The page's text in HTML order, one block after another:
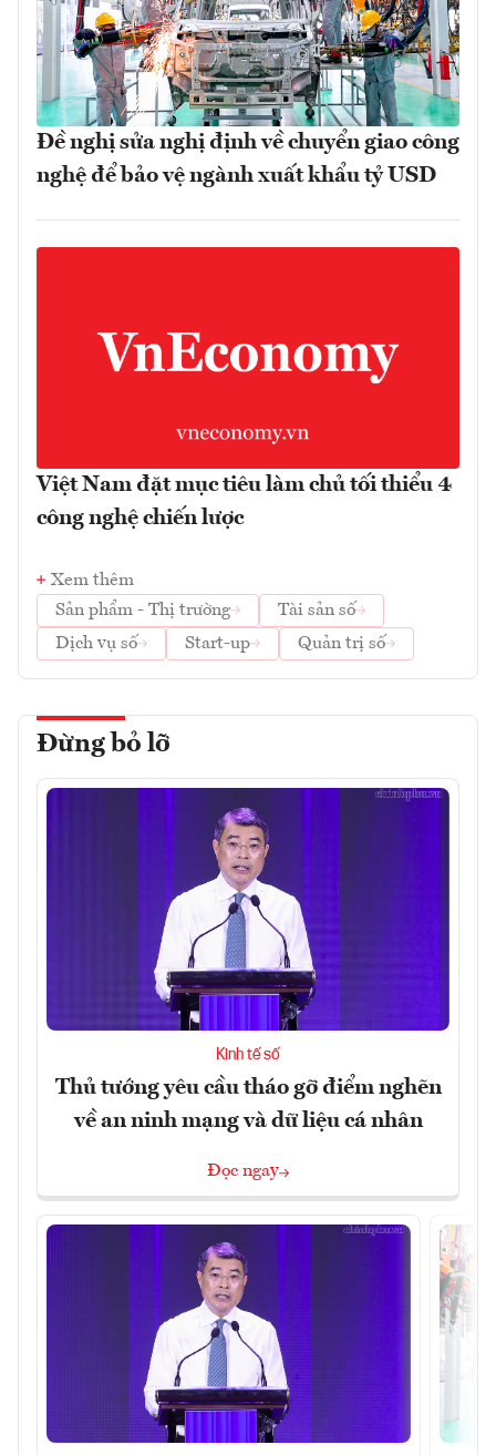
Đề nghị sửa nghị định về chuyển giao công
nghệ để bảo vệ ngành xuất khẩu tỷ USD
Việt Nam đặt mục tiêu làm chủ tối thiểu 4
công nghệ chiến lược
Xem thêm
Sản phẩm - Thị trường
Tài sản số
Dịch vụ số
Start-up Quản trị số
Đừng bỏ lỡ
Kinh tế số
Thủ tướng yêu cầu tháo gỡ điểm nghẽn
về an ninh mạng và dữ liệu cá nhân
Đọc ngay